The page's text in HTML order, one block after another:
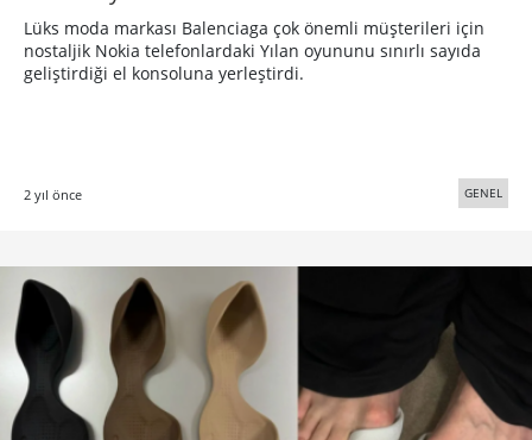
Lüks moda markası Balenciaga çok önemli müşterileri için
nostaljik Nokia telefonlardaki Yılan oyununu sınırlı sayıda
geliştirdiği el konsoluna yerleştirdi.
2 yıl önce GENEL